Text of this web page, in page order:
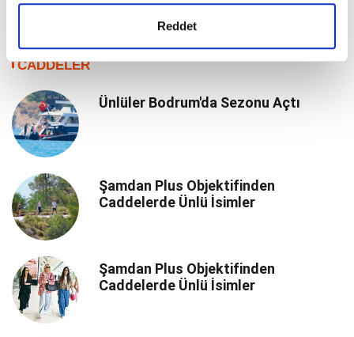
Reddet
CADDELER
Ünlüler Bodrum'da Sezonu Açtı
Şamdan Plus Objektifinden
Caddelerde Ünlü İsimler
Şamdan Plus Objektifinden
Caddelerde Ünlü İsimler